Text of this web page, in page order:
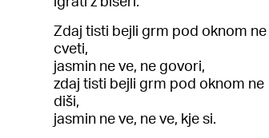
Zdaj tisti bejli grm pod oknom ne
cveti,
jasmin ne ve, ne govori,
zdaj tisti bejli grm pod oknom ne
diši,
jasmin ne ve, ne ve, kje si.